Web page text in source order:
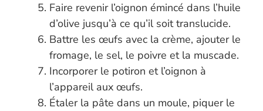
Faire revenir l’oignon émincé dans l’huile
d’olive jusqu’à ce qu’il soit translucide.
Battre les œufs avec la crème, ajouter le
fromage, le sel, le poivre et la muscade.
Incorporer le potiron et l’oignon à
l’appareil aux œufs.
Étaler la pâte dans un moule, piquer le